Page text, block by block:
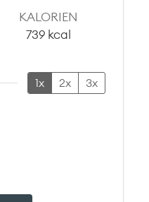
KALORIEN
739 kcal
1x 2x 3x